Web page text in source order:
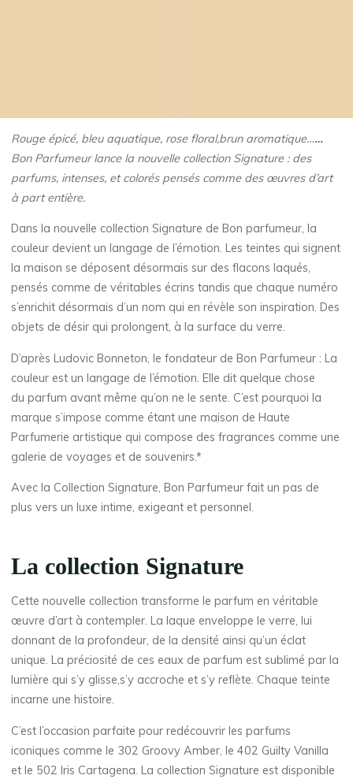
Rouge épicé, bleu aquatique, rose floral,brun aromatique……
Bon Parfumeur lance la nouvelle collection Signature : des
parfums, intenses, et colorés pensés comme des œuvres d’art
à part entière.
Dans la nouvelle collection Signature de Bon parfumeur, la
couleur devient un langage de l’émotion. Les teintes qui signent
la maison se déposent désormais sur des flacons laqués,
pensés comme de véritables écrins tandis que chaque numéro
s’enrichit désormais d’un nom qui en révèle son inspiration. Des
objets de désir qui prolongent, à la surface du verre.
D’après Ludovic Bonneton, le fondateur de Bon Parfumeur : La
couleur est un langage de l’émotion. Elle dit quelque chose
du parfum avant même qu’on ne le sente. C’est pourquoi la
marque s’impose comme étant une maison de Haute
Parfumerie artistique qui compose des fragrances comme une
galerie de voyages et de souvenirs.*
Avec la Collection Signature, Bon Parfumeur fait un pas de
plus vers un luxe intime, exigeant et personnel.
La collection Signature
Cette nouvelle collection transforme le parfum en véritable
œuvre d’art à contempler. La laque enveloppe le verre, lui
donnant de la profondeur, de la densité ainsi qu’un éclat
unique. La préciosité de ces eaux de parfum est sublimé par la
lumière qui s’y glisse,s’y accroche et s’y reflète. Chaque teinte
incarne une histoire.
C’est l’occasion parfaite pour redécouvrir les parfums
iconiques comme le 302 Groovy Amber, le 402 Guilty Vanilla
et le 502 Iris Cartagena. La collection Signature est disponible